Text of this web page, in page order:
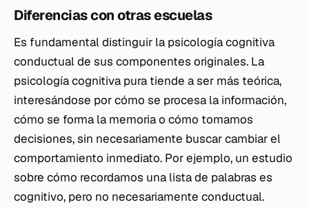
Diferencias con otras escuelas
Es fundamental distinguir la psicología cognitiva
conductual de sus componentes originales. La
psicología cognitiva pura tiende a ser más teórica,
interesándose por cómo se procesa la información,
cómo se forma la memoria o cómo tomamos
decisiones, sin necesariamente buscar cambiar el
comportamiento inmediato. Por ejemplo, un estudio
sobre cómo recordamos una lista de palabras es
cognitivo, pero no necesariamente conductual.